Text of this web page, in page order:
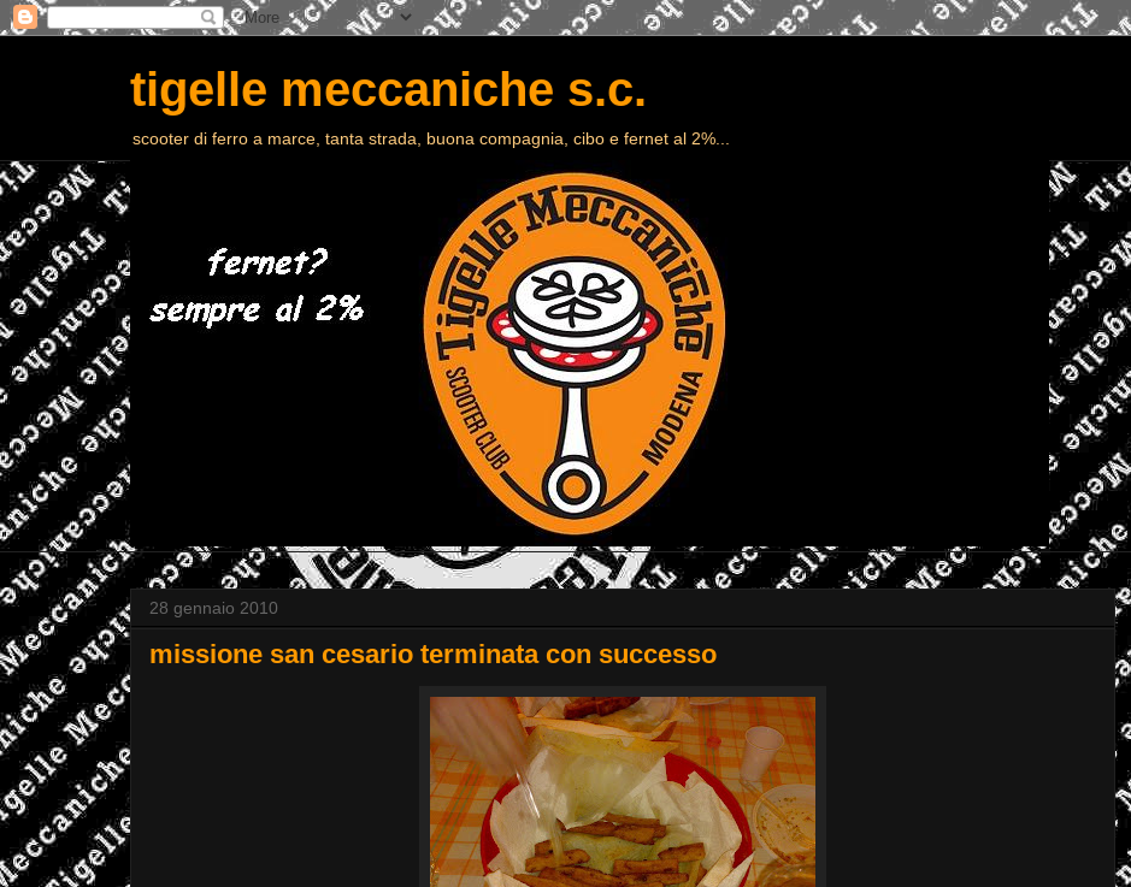
tigelle meccaniche s.c.
scooter di ferro a marce, tanta strada, buona compagnia, cibo e fernet al 2%...
28 gennaio 2010
missione san cesario terminata con successo